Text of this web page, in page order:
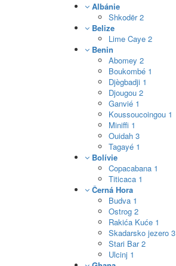
Albánie
Shkodër2
Belize
Lime Caye 2
Benin
Abomey 2
Boukombé 1
Djègbadji 1
Djougou 2
Ganvié 1
Koussoucoingou 1
Miniffi 1
Ouidah 3
Tagayé 1
Bolívie
Copacabana 1
Titicaca 1
Černá Hora
Budva 1
Ostrog 2
Rakića Kuće 1
Skadarsko jezero 3
Stari Bar2
Ulcinj 1